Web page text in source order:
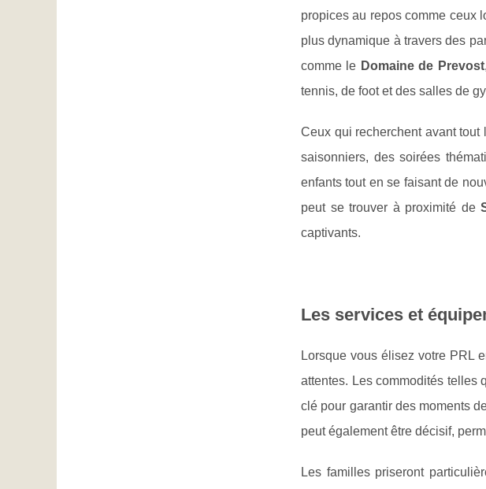
propices au repos comme ceux
plus dynamique à travers des
comme le Domaine de Prevost
tennis, de foot et des salles de
Ceux qui recherchent avant tout
saisonniers, des soirées
enfants tout en se faisant de
peut se trouver à proximité de
captivants.
Les services et
Lorsque vous élisez votre PRL
attentes. Les commodités telles
clé pour garantir des moments
peut également être décisif,
Les familles priseront